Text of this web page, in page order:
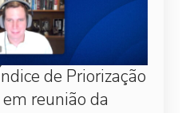
de Priorização
reunião da